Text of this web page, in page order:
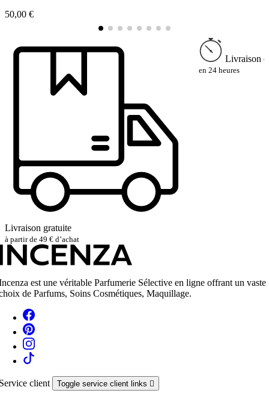
50,00 €
Livraison gratuite
à partir de 49 € d’achat
Livraison
en 24 heures
est une véritable Parfumerie Sélective en ligne offrant un vaste
de Parfums, Soins Cosmétiques, Maquillage.
client Toggle service client links 